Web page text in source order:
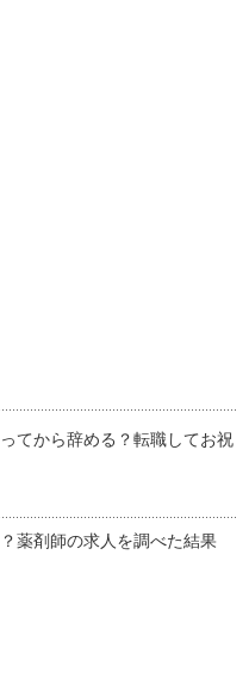
てから辞める？転職してお祝
薬剤師の求人を調べた結果